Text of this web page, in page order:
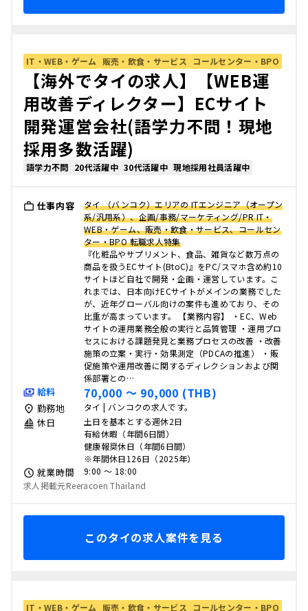
IT・WEB・ゲーム 販売・飲食・サービス コールセンター・BPO
【海外でタイの求人】【WEB運
用改善ディレクター】ECサイト
開発運営会社(語学力不問！現地
採用多数活躍)
語学力不問 20代活躍中 30代活躍中 現地採用社員活躍中
仕事内容
タイ （バンコク）エリアの ITエンジニア（オープン
系/汎用系）、企画/事務/マーケティング/PR IT・
WEB・ゲーム、販売・飲食・サービス、コールセン
ター・BPO 転職求人特集
『化粧品やサプリメント、食品、雑貨など数万点の
商品を扱うECサイト(BtoC)』をPC/スマホ含め約10
サイトほど自社で開発・企画・運営しています。こ
れまでは、日本向けECサイトがメインの業務でした
が、近年グローバル向けの案件も進めており、その
比重が高まっています。 【業務内容】 ・EC、Web
サイトの運用業務全般の実行と品質管理 ・運用プロ
セスにおける課題発見と業務プロセスの改善 ・改善
施策の立案・実行・効果測定（PDCAの推進） ・販
促施策や運用改善に関するディレクションおよび関
係部署との…
給料 70,000 〜 90,000 (THB)
勤務地 タイ | バンコクの求人です。
休日
土日を基本とする週休2日
有給休暇（年間6日間）
健康報奨休日（年間6日間）
※年間休日126日（2025年）
就業時間
9:00 〜 18:00
求人掲載元Reeracoen Thailand
このタイの求人案件を見る
IT・WEB・ゲーム 販売・飲食・サービス コールセンター・BPO